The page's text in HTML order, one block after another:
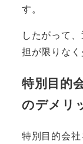
す。
したがって
担が限りなく
特別目的
のデメリ
特別目的会